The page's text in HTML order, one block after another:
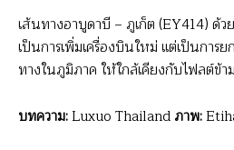
เส้นทางอาบูดาบี – ภูเก็ต (EY414) ด้ว
เป็นการเพิ่มเครื่องบินใหม่ แต่เป็นการย
ทางในภูมิภาค ให้ใกล้เคียงกับไฟลต์ข้า
บทความ:Luxuo Thailand ภาพ: